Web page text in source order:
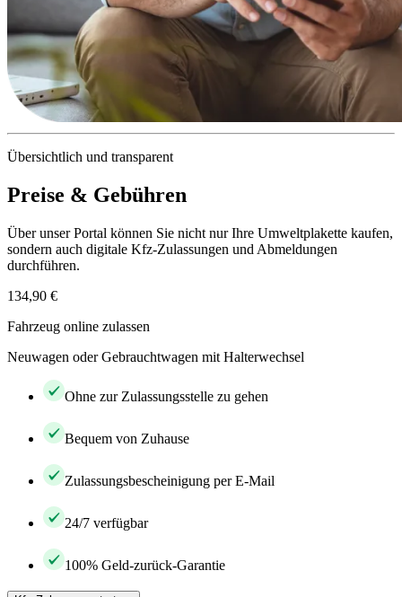
Übersichtlich und transparent
Preise & Gebühren
Über unser Portal können Sie nicht nur Ihre Umweltplakette kaufen,
sondern auch digitale Kfz-Zulassungen und Abmeldungen
durchführen.
134,90 €
Fahrzeug online zulassen
Neuwagen oder Gebrauchtwagen mit Halterwechsel
Ohne zur Zulassungsstelle zu gehen
Bequem von Zuhause
Zulassungsbescheinigung per E-Mail
24/7 verfügbar
100% Geld-zurück-Garantie